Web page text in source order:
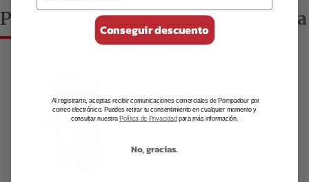
Productos que contienen Alcaravea
Conseguir descuento
Al registrarte, aceptas recibir comunicaciones comerciales de Pompadour por
correo electrónico. Puedes retirar tu consentimiento en cualquier momento y
consultar nuestra Política de Privacidad para más información.
No, gracias.